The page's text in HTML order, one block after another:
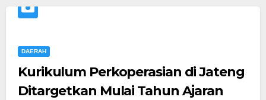
DAERAH
Kurikulum Perkoperasian di Jateng
Ditargetkan Mulai Tahun Ajaran